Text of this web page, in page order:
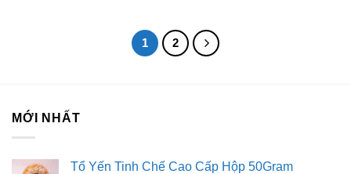
1 2
MỚI NHẤT
Tổ Yến Tinh Chế Cao Cấp Hộp 50Gram